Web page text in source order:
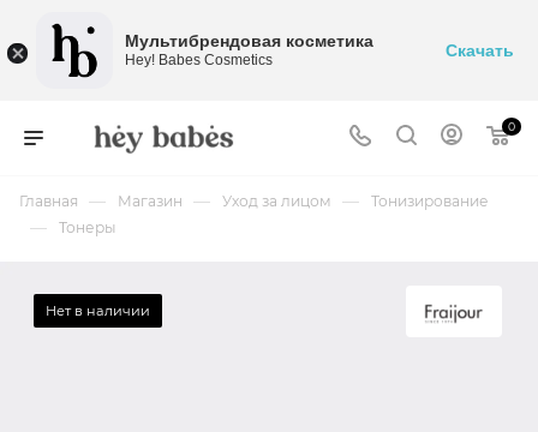
0
Главная — Магазин — Уход за лицом — Тонизирование
— Тонеры
Нет в наличии
Мультибрендовая косметика
Hey! Babes Cosmetics Скачать